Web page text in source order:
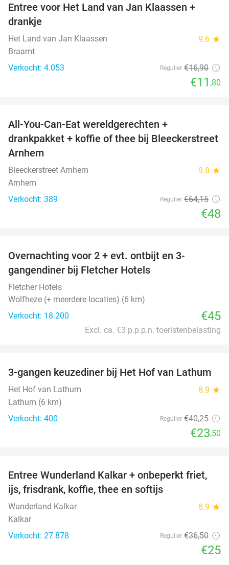
Entree voor Het Land van Jan Klaassen +
drankje
Het Land van Jan Klaassen 9.6 star
Braamt
Verkocht: 4.053
Regulier €16,90
€11 ,80
All-You-Can-Eat wereldgerechten +
drankpakket + koffie of thee bij Bleeckerstreet
Arnhem
Bleeckerstreet Arnhem 9.8 star
Arnhem
Verkocht: 389
Regulier €64,15
€48
Overnachting voor 2 + evt. ontbijt en 3-
gangendiner bij Fletcher Hotels
Fletcher Hotels
Wolfheze (+ meerdere locaties) (6 km)
Verkocht: 18.200
€45
Excl. ca. €3 p.p.p.n. toeristenbelasting
42%
3-gangen keuzediner bij Het Hof van Lathum
Het Hof van Lathum 8.9 star
Lathum (6 km)
Verkocht: 400
Regulier €40,25
€23,50
32%
Entree Wunderland Kalkar + onbeperkt friet,
ijs, frisdrank, koffie, thee en softijs
Wunderland Kalkar 8.9 star
Kalkar
Verkocht: 27.878
Regulier €36,50
€25